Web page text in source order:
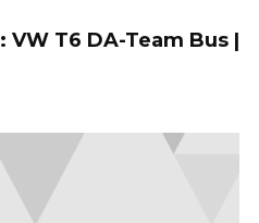
T6 DA-Team Bus |